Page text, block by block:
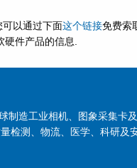
以通过下面这个链接免费索
件产品的信息.
制造工业相机、图象采集卡
检测、物流、医学、科研及